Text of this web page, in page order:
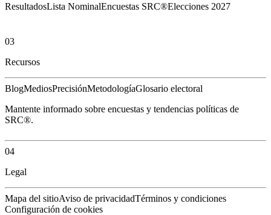
ResultadosLista NominalEncuestas SRC®Elecciones 2027
03
Recursos
BlogMediosPrecisiónMetodologíaGlosario electoral
Mantente informado sobre encuestas y tendencias políticas de
SRC®.
04
Legal
Mapa del sitioAviso de privacidadTérminos y condiciones
Configuración de cookies